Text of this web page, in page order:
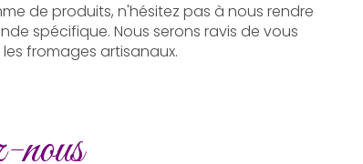
de produits, n'hésitez pas à nous rendre
spécifique. Nous serons ravis de vous
fromages artisanaux.
nous